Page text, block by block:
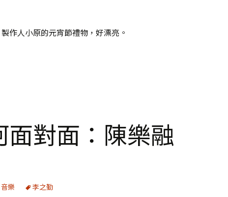
作人小原的元宵節禮物，好漂亮。
對面：陳樂融
音樂 李之勤